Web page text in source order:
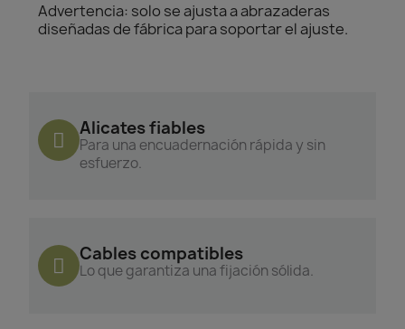
Advertencia: solo se ajusta a abrazaderas
diseñadas de fábrica para soportar el ajuste.
Alicates fiables
Para una encuadernación rápida y sin
esfuerzo.
Cables compatibles
Lo que garantiza una fijación sólida.